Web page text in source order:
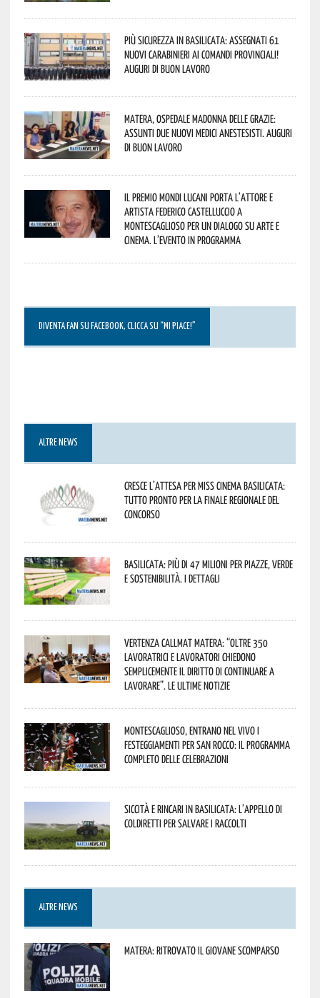
Più sicurezza in Basilicata: assegnati 61
nuovi Carabinieri ai Comandi provinciali!
Auguri di buon lavoro
Matera, Ospedale Madonna delle Grazie:
assunti due nuovi medici anestesisti. Auguri
di buon lavoro
Il Premio Mondi Lucani porta l’attore e
artista Federico Castelluccio a
Montescaglioso per un dialogo su arte e
cinema. L’evento in programma
DIVENTA FAN SU FACEBOOK, CLICCA SU “MI PIACE!”
ALTRE NEWS
Cresce l’attesa per Miss Cinema Basilicata:
tutto pronto per la finale regionale del
concorso
Basilicata: più di 47 milioni per piazze, verde
e sostenibilità. I dettagli
Vertenza CallMat Matera: “Oltre 350
lavoratrici e lavoratori chiedono
semplicemente il diritto di continuare a
lavorare”. Le ultime notizie
Montescaglioso, entrano nel vivo i
festeggiamenti per San Rocco: il programma
completo delle celebrazioni
Siccità e rincari in Basilicata: l’appello di
Coldiretti per salvare i raccolti
ALTRE NEWS
Matera: ritrovato il giovane scomparso